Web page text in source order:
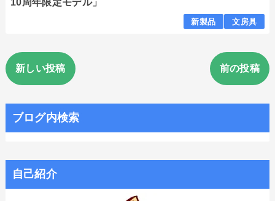
10周年限定モデル」
新製品 文房具
新しい投稿 前の投稿
ブログ内検索
自己紹介